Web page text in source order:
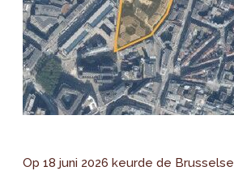
Op 18 juni 2026 keurde de Brusselse